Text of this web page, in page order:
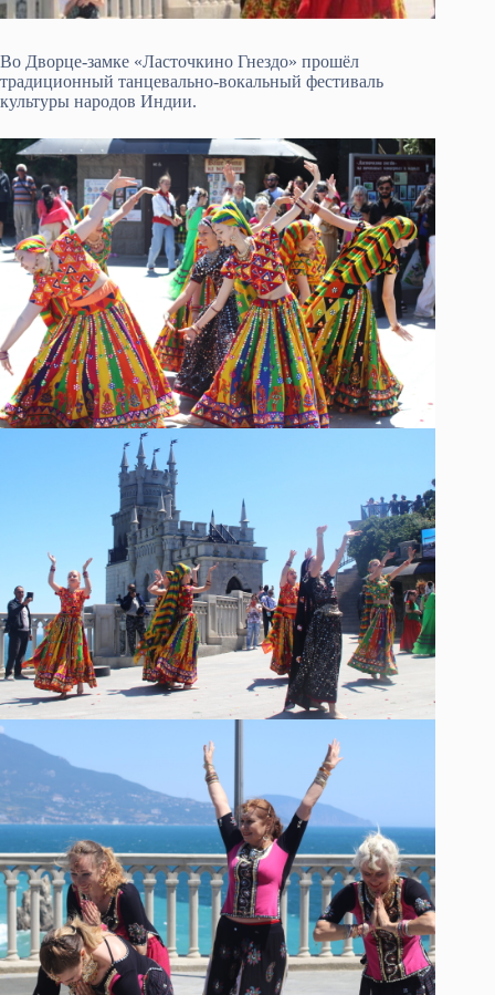
Во Дворце-замке «Ласточкино Гнездо» прошёл
традиционный танцевально-вокальный фестиваль
культуры народов Индии.